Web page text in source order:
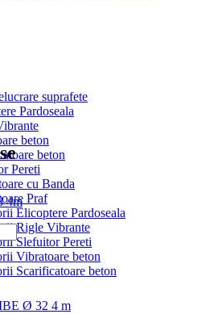
suprafete
Pardoseala
beton
beton
Pereti
cu Banda
Praf
Elicoptere Pardoseala
Rigle Vibrante
Slefuitor Pereti
Vibratoare beton
Scarificatoare beton
4m
Ø 32 4 m